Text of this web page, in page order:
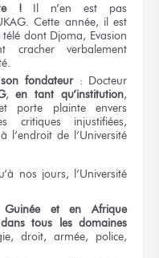
!
Il n’en est pas
Cette année, il est
télé dont Djoma, Evasion
cracher verbalement
son fondateur: Docteur
, en tant qu’institution,
porte plainte envers
critiques injustifiées,
à l’endroit de l’Université
nos jours, l’Université
et en Afrique
dans tous les domaines
droit, armée, police,